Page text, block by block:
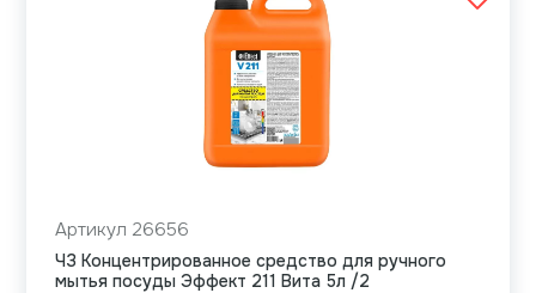
Артикул 26656
ЧЗ Концентрированное средство для ручного
мытья посуды Эффект 211 Вита 5л /2